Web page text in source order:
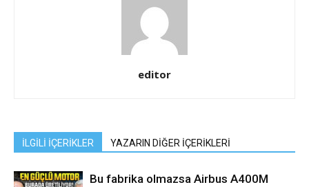
editor
İLGİLİ İÇERİKLER YAZARIN DİĞER İÇERİKLERİ
Bu fabrika olmazsa Airbus A400M